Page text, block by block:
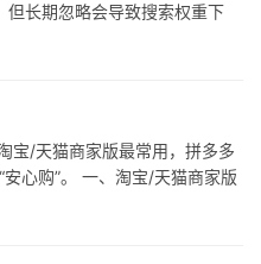
但长期忽略会导致搜索权重下
宝/天猫商家版最常用，拼多多
心购”。 一、淘宝/天猫商家版